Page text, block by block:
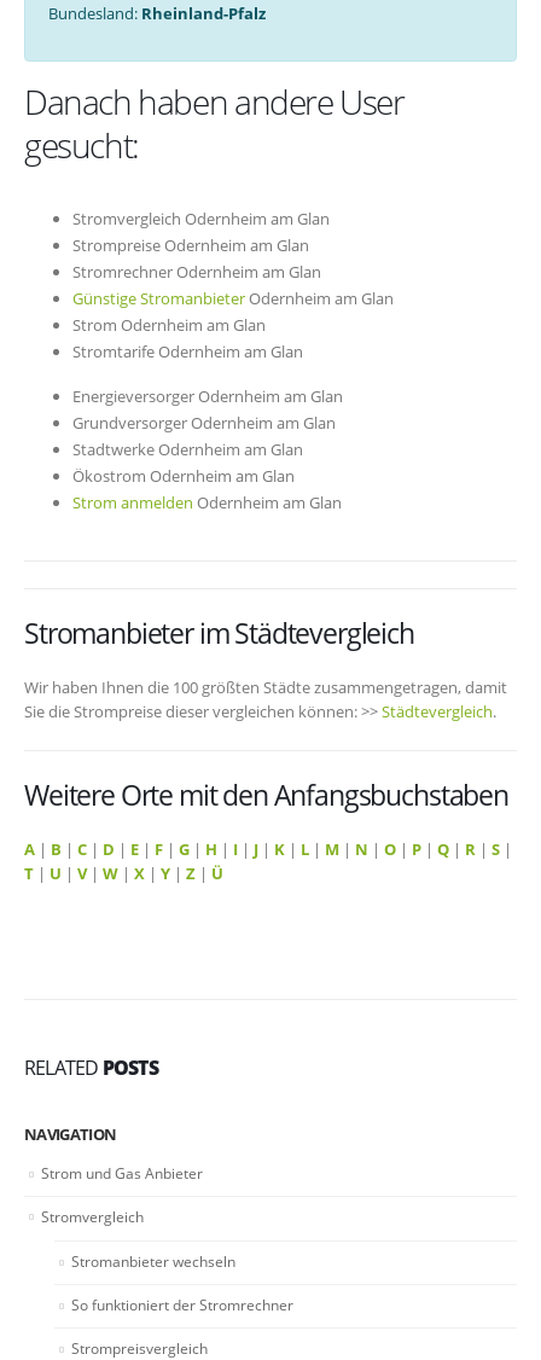
Bundesland: Rheinland-Pfalz
Danach haben andere User
gesucht:
Stromvergleich Odernheim am Glan
Strompreise Odernheim am Glan
Stromrechner Odernheim am Glan
Günstige StromanbieterOdernheim am Glan
Strom Odernheim am Glan
Stromtarife Odernheim am Glan
Energieversorger Odernheim am Glan
Grundversorger Odernheim am Glan
Stadtwerke Odernheim am Glan
Ökostrom Odernheim am Glan
Strom anmelden Odernheim am Glan
Stromanbieter im Städtevergleich
Wir haben Ihnen die 100 größten Städte zusammengetragen, damit
Sie die Strompreise dieser vergleichen können: >>Städtevergleich.
Weitere Orte mit den Anfangsbuchstaben
A | B | C | D | E | F | G | H | I | J | K | L | M | N | O | P | Q | R | S |
T | U | V| W | X | Y | Z | Ü
RELATED POSTS
NAVIGATION
Strom und Gas Anbieter
Stromvergleich
Stromanbieter wechseln
So funktioniert der Stromrechner
Strompreisvergleich